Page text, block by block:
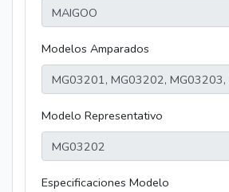
Modelos Amparados
Modelo Representativo
Especificaciones Modelo